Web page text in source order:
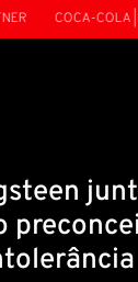
COCA-COLA |